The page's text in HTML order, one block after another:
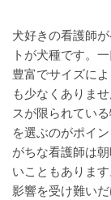
犬好きの看護師
トが犬種です。
豊富でサイズに
も少なくありま
スが限られてい
を選ぶのがポイ
がちな看護師は
いこともありま
影響を受け難い